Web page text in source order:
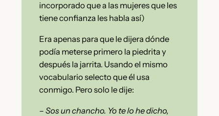
incorporado que a las mujeres que les
tiene confianza les habla así)
Era apenas para que le dijera dónde
podía meterse primero la piedrita y
después la jarrita. Usando el mismo
vocabulario selecto que él usa
conmigo. Pero solo le dije:
– Sos un chancho. Yo te lo he dicho,